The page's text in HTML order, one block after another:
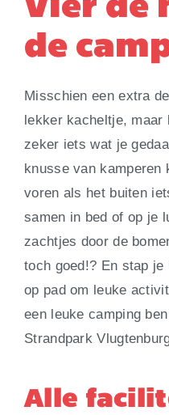
Vier de
de
Misschien een extra
lekker kacheltje, maar
zeker iets wat je
knusse van kamperen
voren als het buiten
samen in bed of op je
zachtjes door de
toch goed!? En stap
op pad om leuke
een leuke camping
Strandpark
Alle